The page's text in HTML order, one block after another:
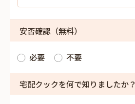
安否確認（無料）
必要 不要
宅配クックを何で知りましたか？